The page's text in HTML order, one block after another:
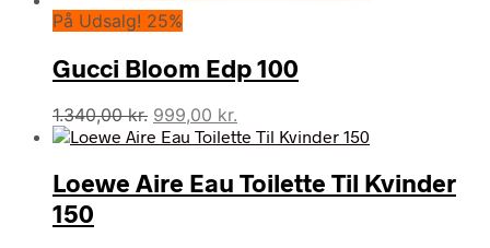
På Udsalg! 25%
Gucci Bloom Edp 100
1.340,00kr. Den
oprindelige
var:
1.340,00 kr..
999,00 kr.
aktuelle
er:
999,00 kr..
Loewe Aire Eau Toilette Til Kvinder
150